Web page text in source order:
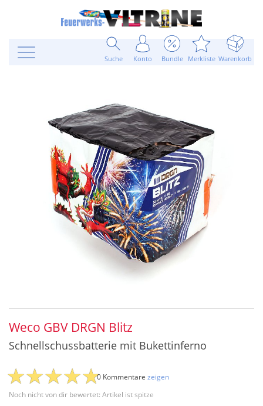
Suche Konto Bundle Merkliste Warenkorb
Weco GBV DRGN Blitz
Schnellschussbatterie mit Bukettinferno
Noch nicht von dir bewertet: Artikel ist spitze
0 Kommentare zeigen